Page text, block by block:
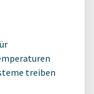
treiben